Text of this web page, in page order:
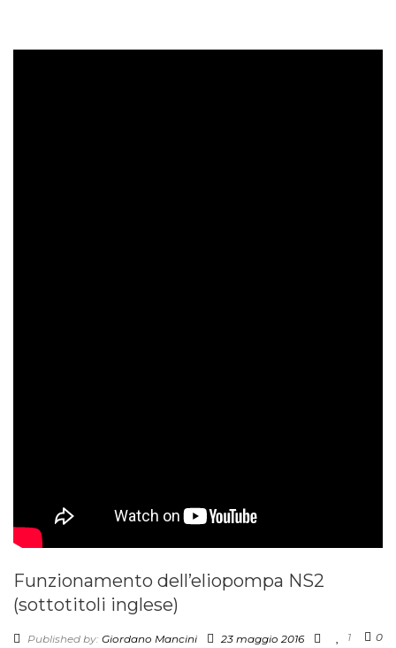
Funzionamento dell’eliopompa NS2
(sottotitoli inglese)
Published by: Giordano Mancini
23 maggio 2016
0
1